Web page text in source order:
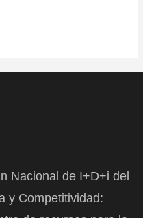
Nacional de I+D+i del
y Competitividad: